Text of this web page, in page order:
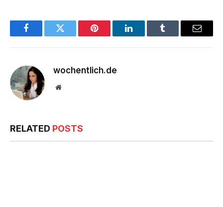
FacebookTwitter Pinterest LinkedInTumblr Email
wochentlich.de
Website
RELATED POSTS